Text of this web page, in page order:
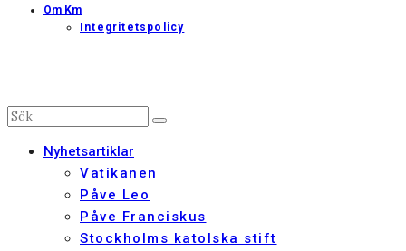
Om Km
Integritetspolicy
Nyhetsartiklar
Vatikanen
Påve Leo
Påve Franciskus
Stockholms katolska stift